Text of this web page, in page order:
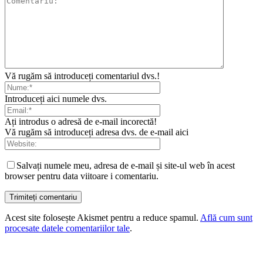
Vă rugăm să introduceți comentariul dvs.!
Introduceți aici numele dvs.
Ați introdus o adresă de e-mail incorectă!
Vă rugăm să introduceți adresa dvs. de e-mail aici
Salvați numele meu, adresa de e-mail și site-ul web în acest
browser pentru data viitoare i comentariu.
Acest site folosește Akismet pentru a reduce spamul. Află cum sunt
procesate datele comentariilor tale.